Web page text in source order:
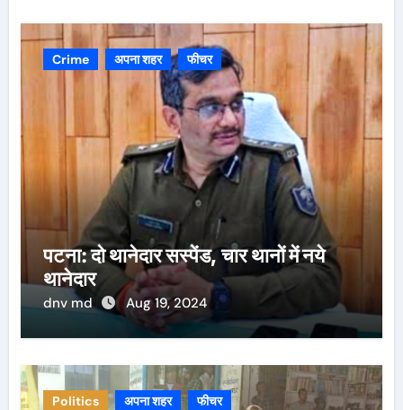
Crime अपना शहर फीचर
पटना: दो थानेदार सस्पेंड, चार थानों में नये
थानेदार
dnv md Aug 19, 2024
Politics अपना शहर फीचर